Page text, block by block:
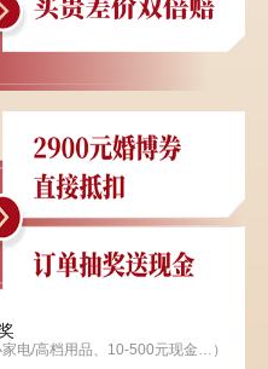
家电/高档用品、10-500元现金…）